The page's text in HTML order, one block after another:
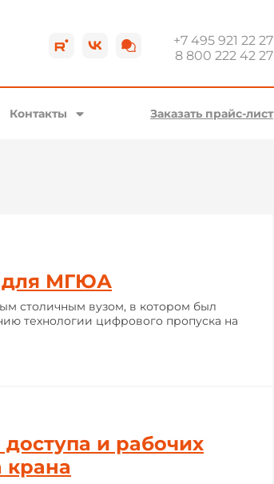
+7 495 921 22 27
8 800 222 42 27
Контакты Заказать прайс-лист
для МГЮА
столичным вузом, в котором был
технологии цифрового пропуска на
и рабочих
крана